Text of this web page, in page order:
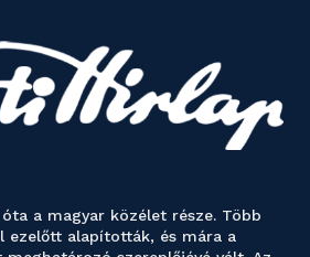
a magyar közélet része. Több
ezelőtt alapították, és mára a